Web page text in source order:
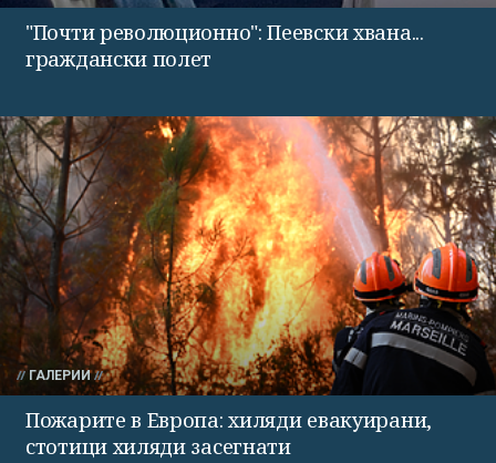
"Почти революционно": Пеевски хвана...
граждански полет
ГАЛЕРИИ
Пожарите в Европа: хиляди евакуирани,
стотици хиляди засегнати